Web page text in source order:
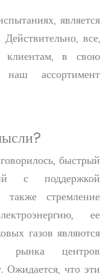
является
все,
клиентам, в свою
наш ассортимент
быстрый
с поддержкой
также стремление
ее
газов являются
рынка центров
что эти